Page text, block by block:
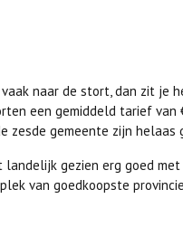
naar de stort, dan zit je
een gemiddeld tarief
zesde gemeente zijn helaas
landelijk gezien erg goed
van goedkoopste